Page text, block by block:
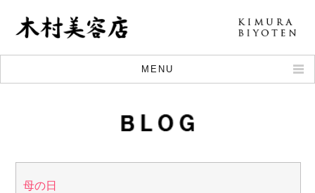
MENU
KODAWARI
STYLE
母の日